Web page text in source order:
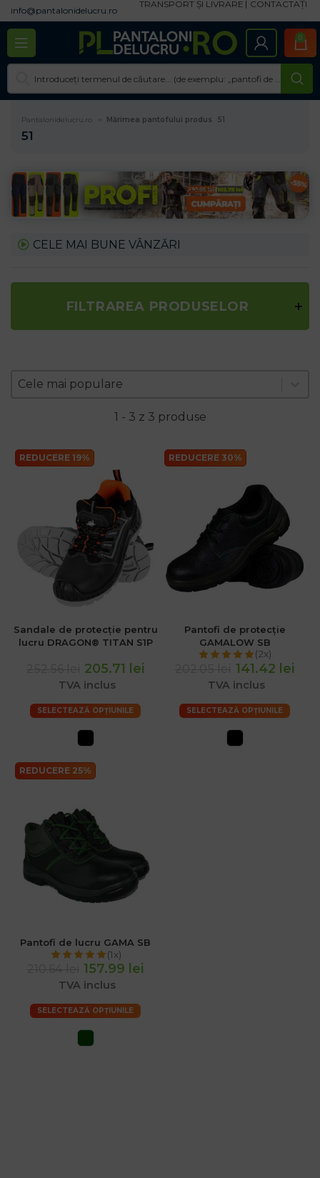
info@pantalonidelucru.ro
TRANSPORT ȘI LIVRARE CONTACTAȚI
0
Pantalonidelucru.ro Mărimea pantofului produs 51
51
CELE MAI BUNE VÂNZĂRI
FILTRAREA PRODUSELOR
Zoradenie produktov
Sort content
Cele mai populare
Sort content
1 - 3 z 3 produse
REDUCERE 19%
Sandale de protecție pentru
lucru DRAGON® TITAN S1P
205.71 lei
TVA inclus
SELECTEAZĂ OPȚIUNILE
REDUCERE 30%
Pantofi de protecție
GAMALOW SB
(2x)
141.42 lei
TVA inclus
SELECTEAZĂ OPȚIUNILE
REDUCERE 25%
Pantofi de lucru GAMA SB
(1x)
157.99 lei
TVA inclus
SELECTEAZĂ OPȚIUNILE